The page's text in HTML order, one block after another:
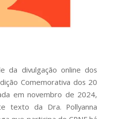
da divulgação online dos
Comemorativa dos 20
em novembro de 2024,
texto da Dra. Pollyanna